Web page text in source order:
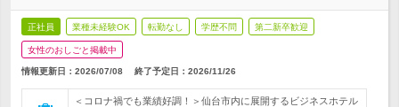
正社員 業種未経験OK 転勤なし 学歴不問 第二新卒歓迎
女性のおしごと掲載中
情報更新日：2026/07/08 終了予定日： 2026/11/26
＜コロナ禍でも業績好調！＞仙台市内に展開するビジネスホテル